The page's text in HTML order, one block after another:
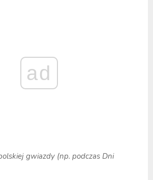
ad
gwiazdy (np. podczas Dni